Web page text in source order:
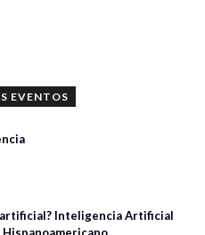
EVENTOS
artificial? Inteligencia Artificial